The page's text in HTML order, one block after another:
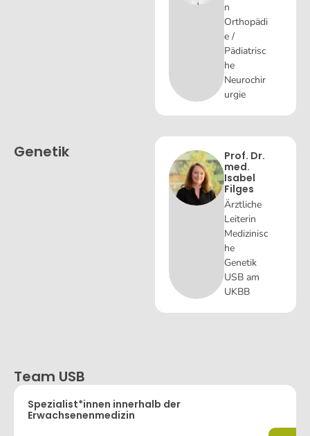
n
Orthopädi
e /
Pädiatrisc
he
Neurochir
urgie
Genetik
Prof. Dr.
med.
Isabel
Filges
Ärztliche
Leiterin
Medizinisc
he
Genetik
USB am
UKBB
Team USB
Spezialist*innen innerhalb der
Erwachsenenmedizin